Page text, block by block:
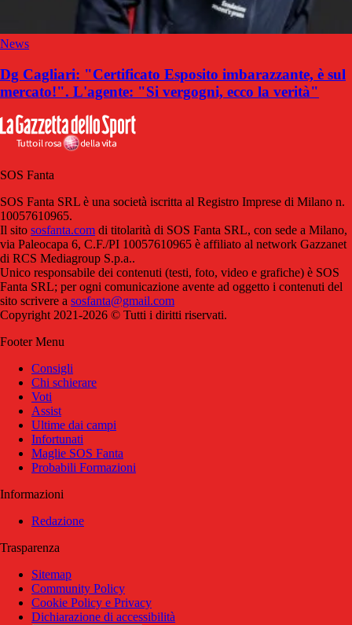
News
Dg Cagliari: "Certificato Esposito imbarazzante, è sul
mercato!". L'agente: "Si vergogni, ecco la verità"
SOS Fanta
SOS Fanta SRL è una società iscritta al Registro Imprese di Milano n.
10057610965.
Il sito sosfanta.com di titolarità di SOS Fanta SRL, con sede a Milano,
via Paleocapa 6, C.F./PI 10057610965 è affiliato al network Gazzanet
di RCS Mediagroup S.p.a..
Unico responsabile dei contenuti (testi, foto, video e grafiche) è SOS
Fanta SRL; per ogni comunicazione avente ad oggetto i contenuti del
sito scrivere a sosfanta@gmail.com
Copyright 2021-2026 © Tutti i diritti riservati.
Footer Menu
Consigli
Chi schierare
Voti
Assist
Ultime dai campi
Infortunati
Maglie SOS Fanta
Probabili Formazioni
Informazioni
Redazione
Trasparenza
Sitemap
Community Policy
Cookie Policy e Privacy
Dichiarazione di accessibilità